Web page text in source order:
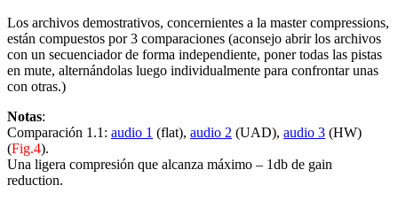
Los archivos demostrativos, concernientes a la master compressions,
están compuestos por 3 comparaciones (aconsejo abrir los archivos
con un secuenciador de forma independiente, poner todas las pistas
en mute, alternándolas luego individualmente para confrontar unas
con otras.)
Notas:
Comparación 1.1: audio 1 (flat), audio 2 (UAD), audio 3 (HW)
(Fig.4).
Una ligera compresión que alcanza máximo – 1db de gain
reduction.